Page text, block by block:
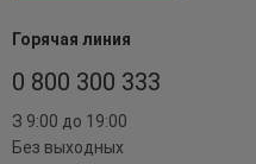
Горячая линия
0 800 300 333
З 9:00 до 19:00
Без выходных